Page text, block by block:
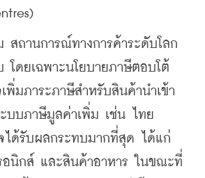
ถานการณ์ทางการค้าระดับโลก
โดยเฉพาะนโยบายภาษีตอบโต้
พิ่มภาระภาษีสำหรับสินค้านำเข้า
ะบบภาษีมูลค่าเพิ่ม เช่น ไทย
ได้รับผลกระทบมากที่สุด ได้แก่
อนิกส์ และสินค้าอาหาร ในขณะที่